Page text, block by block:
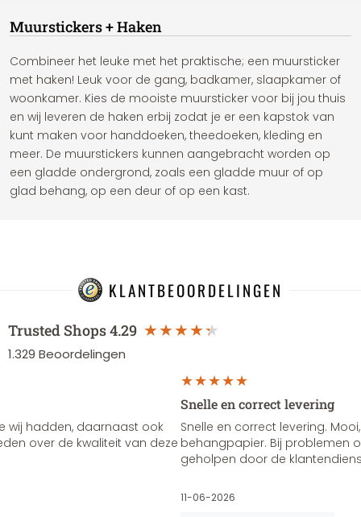
Muurstickers + Haken
Combineer het leuke met het praktische; een muursticker
met haken! Leuk voor de gang, badkamer, slaapkamer of
woonkamer. Kies de mooiste muursticker voor bij jou thuis
en wij leveren de haken erbij zodat je er een kapstok van
kunt maken voor handdoeken, theedoeken, kleding en
meer. De muurstickers kunnen aangebracht worden op
een gladde ondergrond, zoals een gladde muur of op
glad behang, op een deur of op een kast.
KLANTBEOORDELINGEN
Trusted Shops4.29
1.329 Beoordelingen
wij hadden, daarnaast ook
over de kwaliteit van deze
Snelle en correct levering
Snelle en correct levering.
behangpapier. Bij problemen
geholpen door de
11-06-2026